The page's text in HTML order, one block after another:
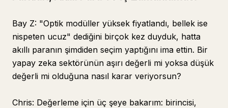
Bay Z: "Optik modüller yüksek fiyatlandı, bellek ise
nispeten ucuz" dediğini birçok kez duyduk, hatta
akıllı paranın şimdiden seçim yaptığını ima ettin. Bir
yapay zeka sektörünün aşırı değerli mi yoksa düşük
değerli mi olduğuna nasıl karar veriyorsun?
Chris: Değerleme için üç şeye bakarım: birincisi,